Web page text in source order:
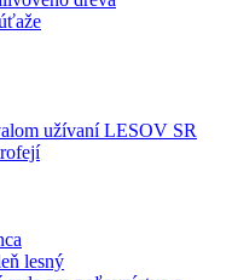
užívaní LESOV SR
lesný